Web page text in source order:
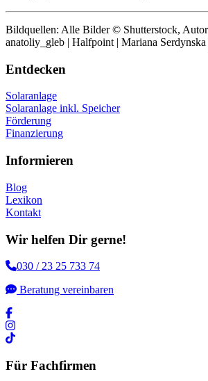
Bildquellen: Alle Bilder © Shutterstock,
anatoliy_gleb | Halfpoint | Mariana Serdynska
Entdecken
Solaranlage
Solaranlage inkl. Speicher
Förderung
Finanzierung
Informieren
Blog
Lexikon
Kontakt
Wir helfen Dir gerne!
030 / 23 25 733 74
Beratung vereinbaren
Für Fachfirmen